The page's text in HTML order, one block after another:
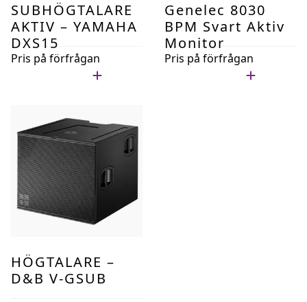
SUBHÖGTALARE
AKTIV – YAMAHA
DXS15
Pris på förfrågan
Genelec 8030
BPM Svart Aktiv
Monitor
Pris på förfrågan
HÖGTALARE –
D&B V-GSUB